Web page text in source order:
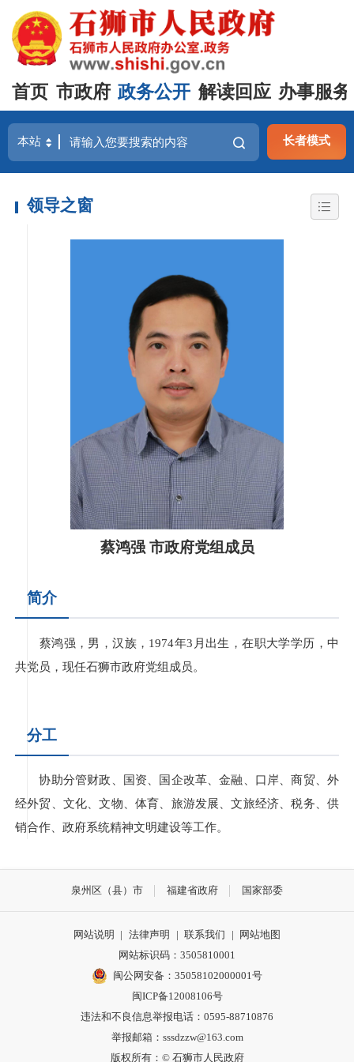
首页 市政府 政务公开 解读回应 办事服务
长者模式
领导之窗
蔡鸿强 市政府党组成员
简介
蔡鸿强，男，汉族，1974年3月出生，在职大学学历，中
共党员，现任石狮市政府党组成员。
分工
协助分管财政、国资、国企改革、金融、口岸、商贸、外
经外贸、文化、文物、体育、旅游发展、文旅经济、税务、供
销合作、政府系统精神文明建设等工作。
泉州区（县）市 福建省政府 国家部委
网站说明 | 法律声明 | 联系我们 | 网站地图
网站标识码：3505810001
闽公网安备：35058102000001号
闽ICP备12008106号
违法和不良信息举报电话：0595-88710876
举报邮箱：sssdzzw@163.com
版权所有：© 石狮市人民政府